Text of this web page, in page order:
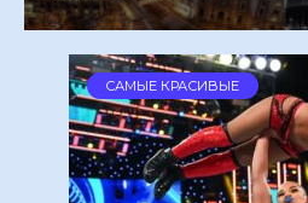
САМЫЕ КРАСИВЫЕ